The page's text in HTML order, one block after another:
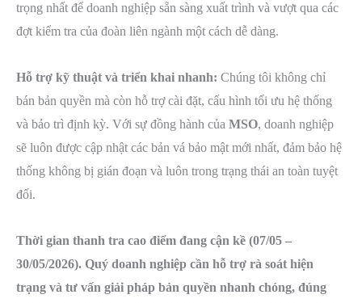
trọng nhất để doanh nghiệp sẵn sàng xuất trình và vượt qua các
đợt kiểm tra của đoàn liên ngành một cách dễ dàng.
Hỗ trợ kỹ thuật và triển khai nhanh: Chúng tôi không chỉ
bán bản quyền mà còn hỗ trợ cài đặt, cấu hình tối ưu hệ thống
và bảo trì định kỳ. Với sự đồng hành của MSO, doanh nghiệp
sẽ luôn được cập nhật các bản vá bảo mật mới nhất, đảm bảo hệ
thống không bị gián đoạn và luôn trong trạng thái an toàn tuyệt
đối.
Thời gian thanh tra cao điểm đang cận kề (07/05 –
30/05/2026). Quý doanh nghiệp cần hỗ trợ rà soát hiện
trạng và tư vấn giải pháp bản quyền nhanh chóng, đúng